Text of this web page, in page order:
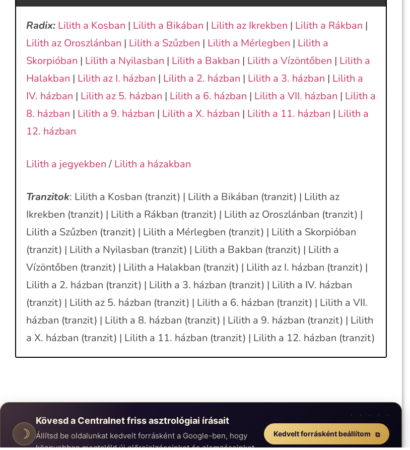
Radix: Lilith a Kosban | Lilith a Bikában | Lilith az Ikrekben | Lilith a Rákban |
Lilith az Oroszlánban | Lilith a Szűzben | Lilith a Mérlegben | Lilith a
Skorpióban | Lilith a Nyilasban | Lilith a Bakban | Lilith a Vízöntőben | Lilith a
Halakban | Lilith az I. házban | Lilith a 2. házban | Lilith a 3. házban | Lilith a
IV. házban | Lilith az 5. házban | Lilith a 6. házban | Lilith a VII. házban | Lilith a
8. házban | Lilith a 9. házban | Lilith a X. házban | Lilith a 11. házban | Lilith a
12. házban
Lilith a jegyekben/ Lilith a házakban
Tranzitok: Lilith a Kosban (tranzit) | Lilith a Bikában (tranzit) | Lilith az
Ikrekben (tranzit) | Lilith a Rákban (tranzit) | Lilith az Oroszlánban (tranzit) |
Lilith a Szűzben (tranzit) | Lilith a Mérlegben (tranzit) | Lilith a Skorpióban
(tranzit) | Lilith a Nyilasban (tranzit) | Lilith a Bakban (tranzit) | Lilith a
Vízöntőben (tranzit) | Lilith a Halakban (tranzit) | Lilith az I. házban (tranzit) |
Lilith a 2. házban (tranzit) | Lilith a 3. házban (tranzit) | Lilith a IV. házban
(tranzit) | Lilith az 5. házban (tranzit) | Lilith a 6. házban (tranzit) | Lilith a VII.
házban (tranzit) | Lilith a 8. házban (tranzit) | Lilith a 9. házban (tranzit) | Lilith
a X. házban (tranzit) | Lilith a 11. házban (tranzit) | Lilith a 12. házban (tranzit)
☽
Kövesd a Centralnet friss asztrológiai írásait
Állítsd be oldalunkat kedvelt forrásként a Google-ben, hogy
könnyebben megtaláld új előrejelzéseinket és elemzéseinket.
Kedvelt forrásként beállítom